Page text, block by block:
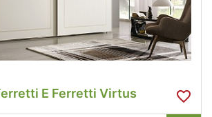
E Ferretti Virtus